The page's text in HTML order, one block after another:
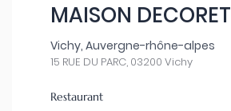
MAISON DECORET
Vichy, Auvergne-rhône-alpes
15 RUE DU PARC, 03200 Vichy
Restaurant